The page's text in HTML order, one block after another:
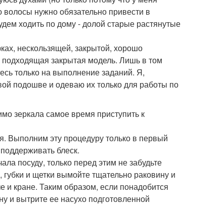
нужно обязательно привести в
ходить по дому - долой старые растянутые
нескользящей, закрытой, хорошо
закрытая модель. Лишь в том
только на выполнение заданий. Я,
подошве и одеваю их только для работы по
зеркала самое время приступить к
эту процедуру только в первый
блеск.
посуду, только перед этим не забудьте
и щетки вымойте тщательно раковину и
и кране. Таким образом, если понадобится
и вытрите ее насухо подготовленной